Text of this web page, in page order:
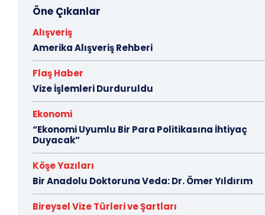
Öne Çıkanlar
Alışveriş
Amerika Alışveriş Rehberi
Flaş Haber
Vize İşlemleri Durduruldu
Ekonomi
“Ekonomi Uyumlu Bir Para Politikasına İhtiyaç
Duyacak”
Köşe Yazıları
Bir Anadolu Doktoruna Veda: Dr. Ömer Yıldırım
Bireysel Vize Türleri ve Şartları